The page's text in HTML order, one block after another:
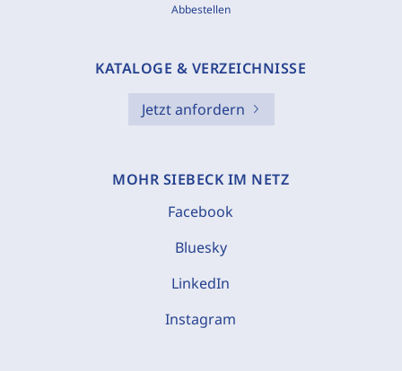
Abbestellen
KATALOGE & VERZEICHNISSE
Jetzt anfordern
MOHR SIEBECK IM NETZ
Facebook
Bluesky
LinkedIn
Instagram